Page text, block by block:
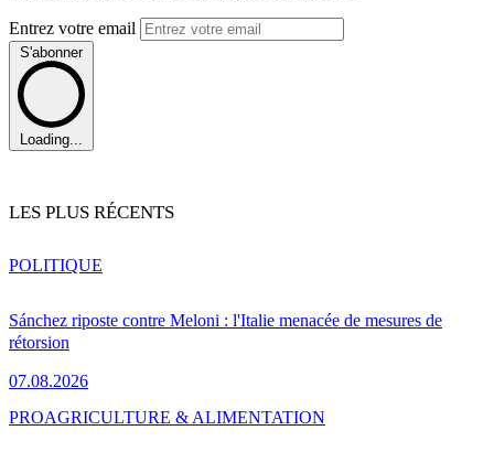
Entrez votre email
S'abonner
Loading...
LES PLUS RÉCENTS
Sánchez riposte contre Meloni : l'Italie menacée de mesures de
rétorsion
07.08.2026
POLITIQUE
PROAGRICULTURE & ALIMENTATION